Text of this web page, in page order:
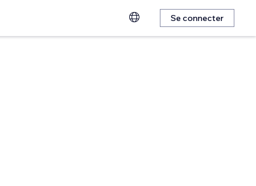
Se connecter